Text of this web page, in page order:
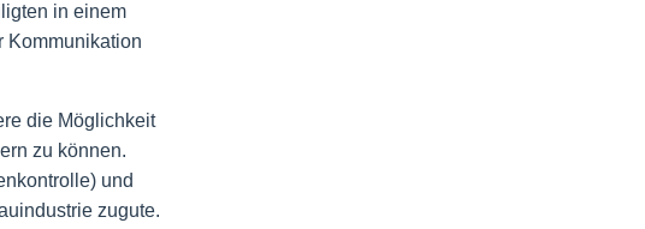
in einem
Kommunikation
die Möglichkeit
zu können.
und
zugute.